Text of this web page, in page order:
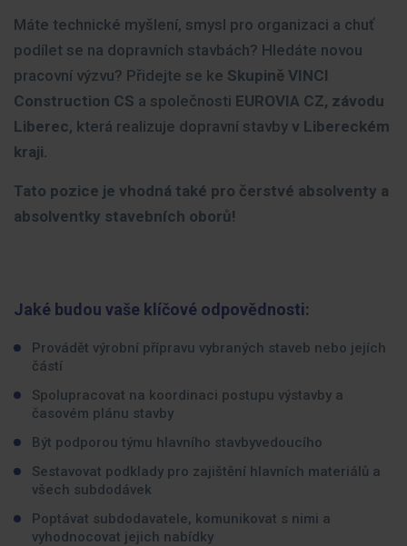
Máte technické myšlení, smysl pro organizaci a chuť
podílet se na dopravních stavbách? Hledáte novou
pracovní výzvu? Přidejte se ke Skupině VINCI
Construction CS a společnosti EUROVIA CZ, závodu
Liberec, která realizuje dopravní stavby v Libereckém
kraji.
Tato pozice je vhodná také pro čerstvé absolventy a
absolventky stavebních oborů!
Jaké budou vaše klíčové odpovědnosti:
Provádět výrobní přípravu vybraných staveb nebo jejích
částí
Spolupracovat na koordinaci postupu výstavby a
časovém plánu stavby
Být podporou týmu hlavního stavbyvedoucího
Sestavovat podklady pro zajištění hlavních materiálů a
všech subdodávek
Poptávat subdodavatele, komunikovat s nimi a
vyhodnocovat jejich nabídky